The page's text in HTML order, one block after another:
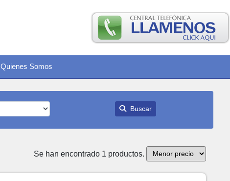
Quienes Somos
Buscar
Se han encontrado 1 productos.